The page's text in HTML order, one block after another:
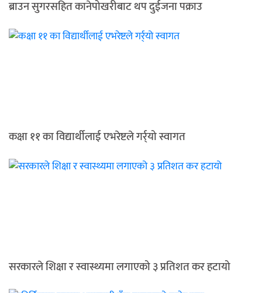
ब्राउन सुगरसहित कानेपोखरीबाट थप दुईजना पक्राउ
कक्षा ११ का विद्यार्थीलाई एभरेष्टले गर्र्यो स्वागत
सरकारले शिक्षा र स्वास्थ्यमा लगाएको ३ प्रतिशत कर हटायो